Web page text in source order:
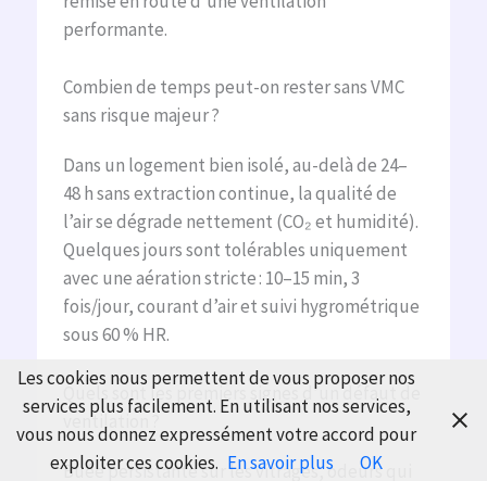
performante.
Combien de temps peut-on rester sans VMC
sans risque majeur ?
Dans un logement bien isolé, au-delà de 24–
48 h sans extraction continue, la qualité de
l’air se dégrade nettement (CO₂ et humidité).
Quelques jours sont tolérables uniquement
avec une aération stricte : 10–15 min, 3
fois/jour, courant d’air et suivi hygrométrique
sous 60 % HR.
Quels sont les premiers signes d’un défaut de
ventilation ?
Buée persistante sur les vitrages, odeurs qui
Les cookies nous permettent de vous proposer nos
services plus facilement. En utilisant nos services,
vous nous donnez expressément votre accord pour
exploiter ces cookies. En savoir plus OK